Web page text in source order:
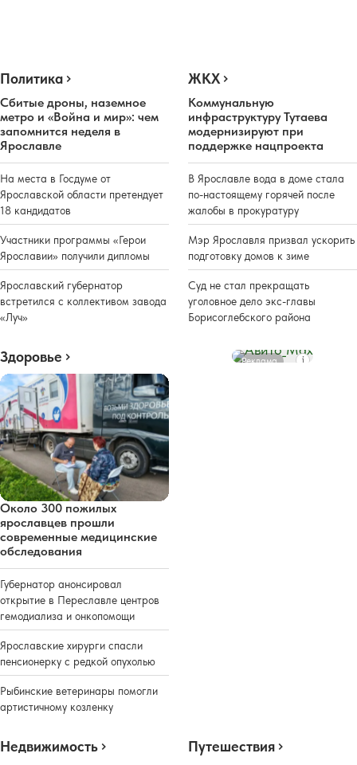
Политика
Сбитые дроны, наземное
метро и «Война и мир»: чем
запомнится неделя в
Ярославле
На места в Госдуме от
Ярославской области претендует
18 кандидатов
Участники программы «Герои
Ярославии» получили дипломы
Ярославский губернатор
встретился с коллективом завода
«Луч»
ЖКХ
Коммунальную
инфраструктуру Тутаева
модернизируют при
поддержке нацпроекта
В Ярославле вода в доме стала
по-настоящему горячей после
жалобы в прокуратуру
Мэр Ярославля призвал ускорить
подготовку домов к зиме
Суд не стал прекращать
уголовное дело экс-главы
Борисоглебского района
Здоровье
Около 300 пожилых
ярославцев прошли
современные медицинские
обследования
Губернатор анонсировал
открытие в Переславле центров
гемодиализа и онкопомощи
Ярославские хирурги спасли
пенсионерку с редкой опухолью
Рыбинские ветеринары помогли
артистичному козленку
Реклама
Недвижимость Путешествия